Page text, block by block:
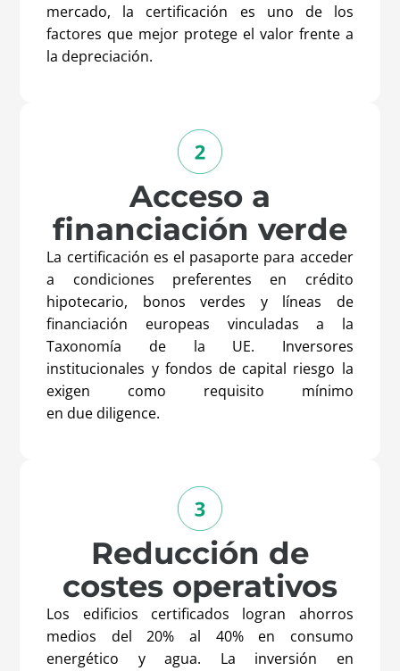
mercado, la certificación es uno de los
factores que mejor protege el valor frente a
la depreciación.
Acceso a
financiación verde
La certificación es el pasaporte para acceder
a condiciones preferentes en crédito
hipotecario, bonos verdes y líneas de
financiación europeas vinculadas a la
Taxonomía de la UE. Inversores
institucionales y fondos de capital riesgo la
exigen como requisito mínimo
enduediligence.
Reducción de
costes operativos
Los edificios certificados logran ahorros
medios del 20% al 40% en consumo
energético y agua. La inversión en